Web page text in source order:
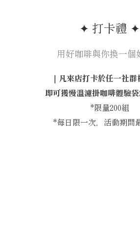
✦ 打卡禮 ✦
用好咖啡與你換一個
｜凡來店打卡於任一社
即可獲慢溫濾掛咖啡體驗袋
*限量200組
*每日限一次，活動期間